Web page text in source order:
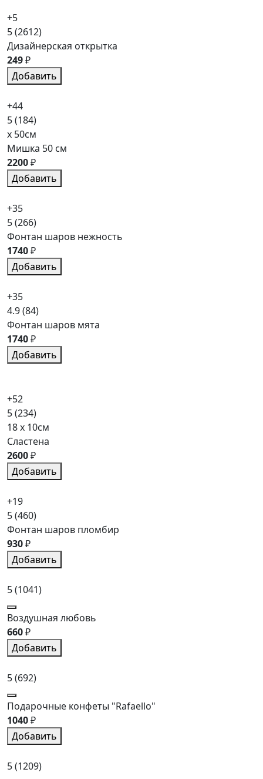
+5
5(2612)
Дизайнерская открытка
249₽
Добавить
+44
5(184)
x 50см
Мишка 50 см
2200₽
Добавить
+35
5(266)
Фонтан шаров нежность
1740₽
Добавить
+35
4.9(84)
Фонтан шаров мята
1740₽
Добавить
+52
5(234)
18 x 10см
Сластена
2600₽
Добавить
+19
5(460)
Фонтан шаров пломбир
930₽
Добавить
5(1041)
Воздушная любовь
660₽
Добавить
5(692)
Подарочные конфеты "Rafaello"
1040₽
Добавить
5(1209)